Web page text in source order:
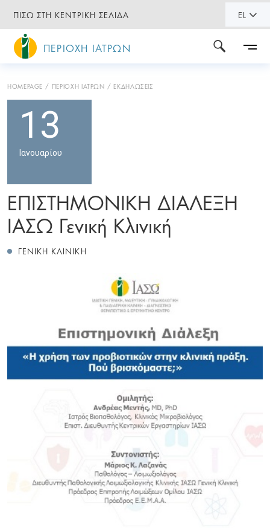
ΠΙΣΩ ΣΤΗ ΚΕΝΤΡΙΚΗ ΣΕΛΙΔΑ EL
ΠΕΡΙΟΧΗ ΙΑΤΡΩΝ
HOMEPAGE ΠΕΡΙΟΧΗ ΙΑΤΡΩΝ ΕΚΔΗΛΩΣΕΙΣ
13
Ιανουαρίου
ΕΠΙΣΤΗΜΟΝΙΚΗ ΔΙΑΛΕΞΗ
ΙΑΣΩ Γενική Κλινική
ΓΕΝΙΚΗ ΚΛΙΝΙΚΗ